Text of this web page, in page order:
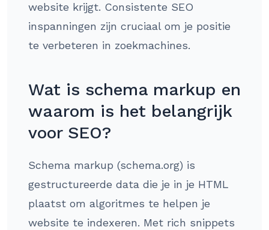
website krijgt. Consistente SEO
inspanningen zijn cruciaal om je positie
te verbeteren in zoekmachines.
Wat is schema markup en
waarom is het belangrijk
voor SEO?
Schema markup (schema.org) is
gestructureerde data die je in je HTML
plaatst om algoritmes te helpen je
website te indexeren. Met rich snippets